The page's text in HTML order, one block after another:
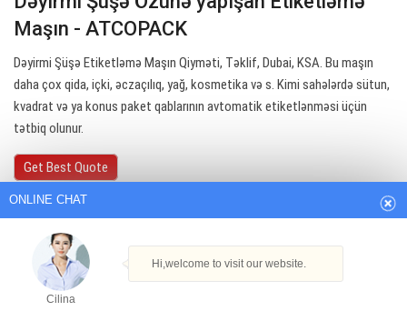
Maşın - ATCOPACK
Dəyirmi Şüşə Etiketləmə Maşın Qiyməti, Təklif, Dubai, KSA. Bu maşın
daha çox qida, içki, əczaçılıq, yağ, kosmetika və s. Kimi sahələrdə sütun,
kvadrat və ya konus paket qablarının avtomatik etiketlənməsi üçün
tətbiq olunur.
Get Best Quote
ONLINE CHAT
Cilina